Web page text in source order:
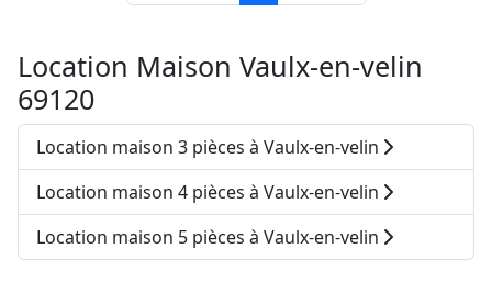
Location Maison Vaulx-en-velin
69120
Location maison 3 pièces à Vaulx-en-velin
Location maison 4 pièces à Vaulx-en-velin
Location maison 5 pièces à Vaulx-en-velin